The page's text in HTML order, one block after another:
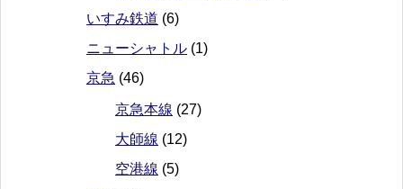
いすみ鉄道 (6)
ニューシャトル (1)
京急 (46)
京急本線 (27)
大師線 (12)
空港線 (5)